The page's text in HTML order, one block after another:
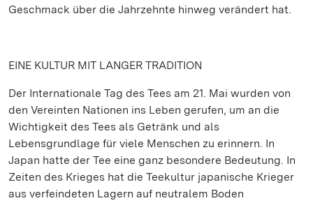
Geschmack über die Jahrzehnte hinweg verändert hat.
EINE KULTUR MIT LANGER TRADITION
Der Internationale Tag des Tees am 21. Mai wurden von
den Vereinten Nationen ins Leben gerufen, um an die
Wichtigkeit des Tees als Getränk und als
Lebensgrundlage für viele Menschen zu erinnern. In
Japan hatte der Tee eine ganz besondere Bedeutung. In
Zeiten des Krieges hat die Teekultur japanische Krieger
aus verfeindeten Lagern auf neutralem Boden